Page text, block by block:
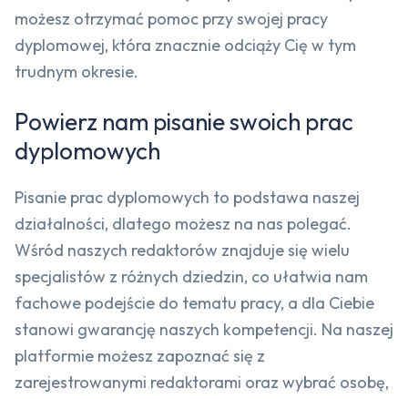
możesz otrzymać pomoc przy swojej pracy
dyplomowej, która znacznie odciąży Cię w tym
trudnym okresie.
Powierz nam pisanie swoich prac
dyplomowych
Pisanie prac dyplomowych to podstawa naszej
działalności, dlatego możesz na nas polegać.
Wśród naszych redaktorów znajduje się wielu
specjalistów z różnych dziedzin, co ułatwia nam
fachowe podejście do tematu pracy, a dla Ciebie
stanowi gwarancję naszych kompetencji. Na naszej
platformie możesz zapoznać się z
zarejestrowanymi redaktorami oraz wybrać osobę,